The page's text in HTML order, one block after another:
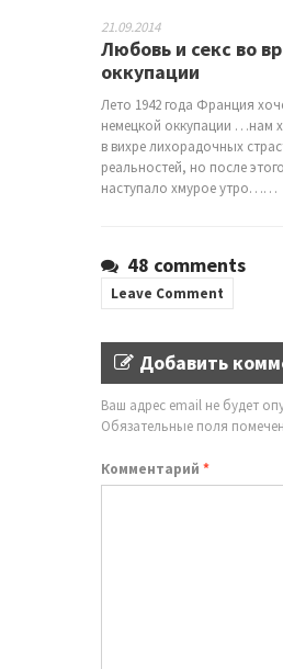
21.09.2014
Любовь и секс во
оккупации
Лето 1942 года Франция
немецкой оккупации …нам
в вихре лихорадочных
реальностей, но после
наступало хмурое утро……
48 comments
Leave Comment
Добавить
Ваш адрес email не будет
Обязательные поля
Комментарий *